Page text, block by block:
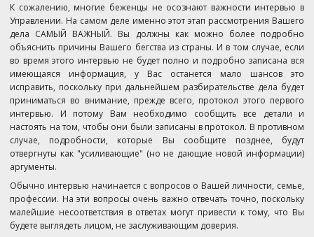
К сожалению, многие беженцы не осознают важности интервью в
Управлении. На самом деле именно этот этап рассмотрения Вашего
дела САМЫЙ ВАЖНЫЙ. Вы должны как можно более подробно
объяснить причины Вашего бегства из страны. И в том случае, если
во время этого интервью не будет полно и подробно записана вся
имеющаяся информация, у Вас останется мало шансов это
исправить, поскольку при дальнейшем разбирательстве дела будет
приниматься во внимание, прежде всего, протокол этого первого
интервью. И потому Вам необходимо сообщить все детали и
настоять на том, чтобы они были записаны в протокол. В противном
случае, подробности, которые Вы сообщите позднее, будут
отвергнуты как "усиливающие" (но не дающие новой информации)
аргументы.
Обычно интервью начинается с вопросов о Вашей личности, семье,
профессии. На эти вопросы очень важно отвечать точно, поскольку
малейшие несоответствия в ответах могут привести к тому, что Вы
будете выглядеть лицом, не заслуживающим доверия.